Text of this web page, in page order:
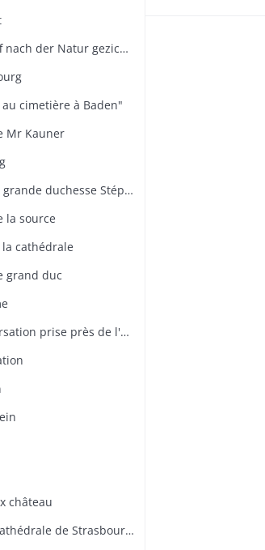
Pfeffel. Von seinem Freunde. Karpff nach der Natur gezichnet. Portrait
cimetière à Baden"
Mr Kauner
Baden-Baden : Pavillon de S.A.R. la grande duchesse Stéphanie
la source
cathédrale
grand duc
Baden-Baden : la maison de conversation prise près de l'étang
château
La chapelle de Saint-Jean dans la cathédrale de Strasbourg (planche de l'Album alsacien, n° 3)